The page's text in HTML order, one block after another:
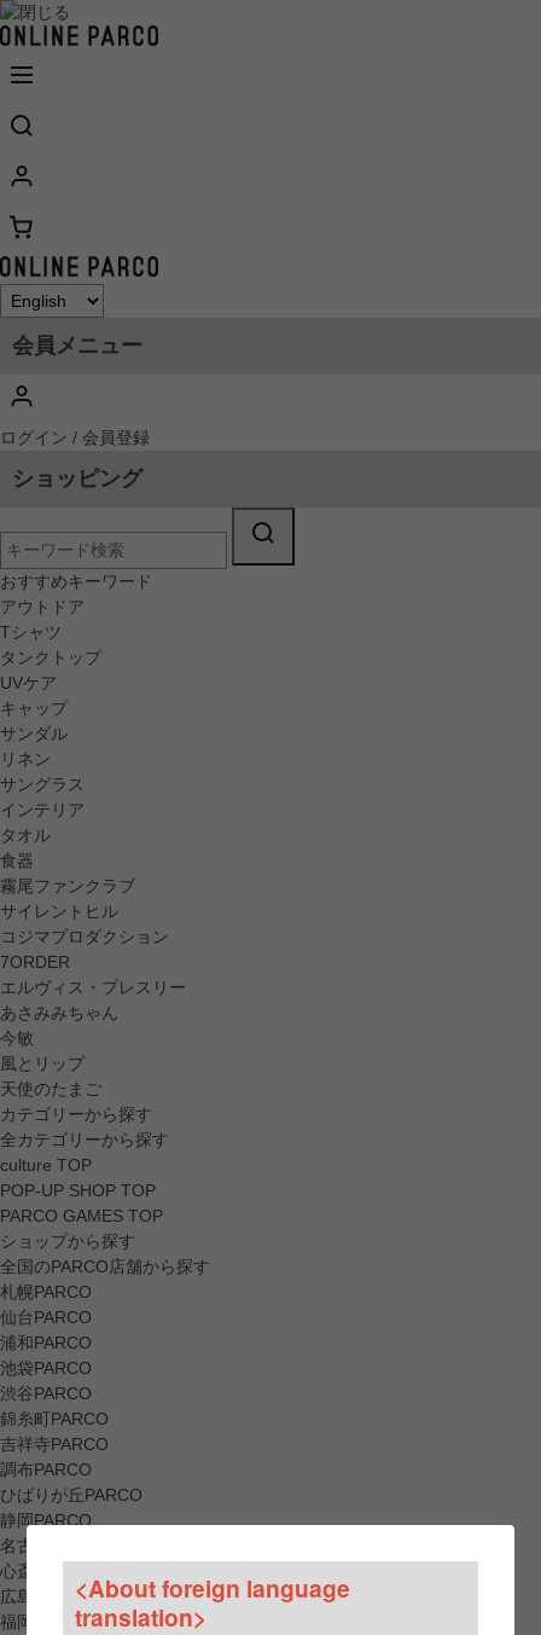
会員メニュー
ログイン / 会員登録
ショッピング
おすすめキーワード
アウトドア
Tシャツ
タンクトップ
UVケア
キャップ
サンダル
リネン
サングラス
インテリア
タオル
食器
霧尾ファンクラブ
サイレントヒル
コジマプロダクション
7ORDER
エルヴィス・プレスリー
あさみみちゃん
今敏
風とリップ
天使のたまご
カテゴリーから探す
全カテゴリーから探す
culture TOP
POP-UP SHOP TOP
PARCO GAMES TOP
ショップから探す
全国のPARCO店舗から探す
札幌PARCO
仙台PARCO
浦和PARCO
池袋PARCO
渋谷PARCO
錦糸町PARCO
吉祥寺PARCO
調布PARCO
ひばりが丘PARCO
静岡PARCO
名古屋PARCO
心斎橋PARCO
広島PARCO
福岡PARCO
<About foreign language
translation>